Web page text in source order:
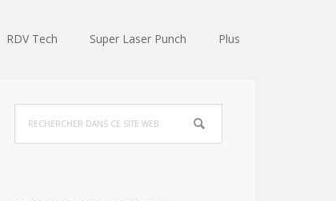
RDV Tech Super Laser Punch Plus
Barre
latérale
dans
ce